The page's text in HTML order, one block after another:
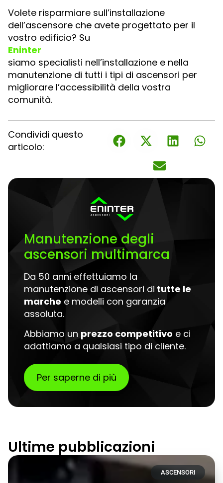
Volete risparmiare sull’installazione
dell’ascensore che avete progettato per il
vostro edificio? Su
Eninter
siamo specialisti nell’installazione e nella
manutenzione di tutti i tipi di ascensori per
migliorare l’accessibilità della vostra
comunità.
Condividi questo
articolo:
Manutenzione degli
ascensori multimarca
Da 50 anni effettuiamo la
manutenzione di ascensori di tutte le
marche e modelli con garanzia
assoluta.
Abbiamo un prezzo competitivo e ci
adattiamo a qualsiasi tipo di cliente.
Per saperne di più
Ultime pubblicazioni
ASCENSORI